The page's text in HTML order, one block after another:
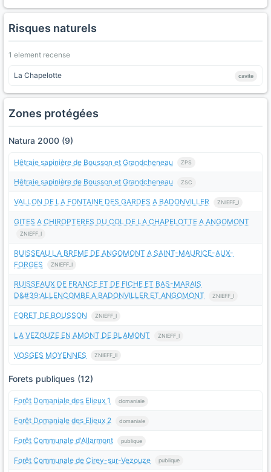
Risques naturels
1 element recense
La Chapelotte cavite
Zones protégées
Natura 2000 (9)
Hêtraie sapinière de Bousson et Grandcheneau ZPS
Hêtraie sapinière de Bousson et Grandcheneau ZSC
VALLON DE LA FONTAINE DES GARDES A BADONVILLER ZNIEFF_I
GITES A CHIROPTERES DU COL DE LA CHAPELOTTE A ANGOMONT
ZNIEFF_I
RUISSEAU LA BREME DE ANGOMONT A SAINT-MAURICE-AUX-
FORGES
ZNIEFF_I
RUISSEAUX DE FRANCE ET DE FICHE ET BAS-MARAIS
D&#39;ALLENCOMBE A BADONVILLER ET ANGOMONT
ZNIEFF_I
FORET DE BOUSSON ZNIEFF_I
LA VEZOUZE EN AMONT DE BLAMONT ZNIEFF_I
VOSGES MOYENNES ZNIEFF_II
Forets publiques (12)
Forêt Domaniale des Elieux 1 domaniale
Forêt Domaniale des Elieux 2 domaniale
Forêt Communale d'Allarmont publique
Forêt Communale de Cirey-sur-Vezouze publique